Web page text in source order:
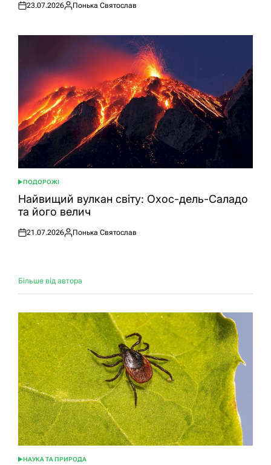
Оприлюднено
23.07.2026
Опубліковано
Понька Святослав
ОПУБЛІКУВАТИ
У
ПОДОРОЖІ
Найвищий вулкан світу: Охос-дель-Саладо
та його велич
Оприлюднено
21.07.2026
Опубліковано
Понька Святослав
Більше від автора
ОПУБЛІКУВАТИ
НАУКА ТА ПРИРОДА